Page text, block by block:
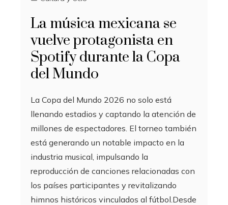
La música mexicana se
vuelve protagonista en
Spotify durante la Copa
del Mundo
La Copa del Mundo 2026 no solo está
llenando estadios y captando la atención de
millones de espectadores. El torneo también
está generando un notable impacto en la
industria musical, impulsando la
reproducción de canciones relacionadas con
los países participantes y revitalizando
himnos históricos vinculados al fútbol.Desde